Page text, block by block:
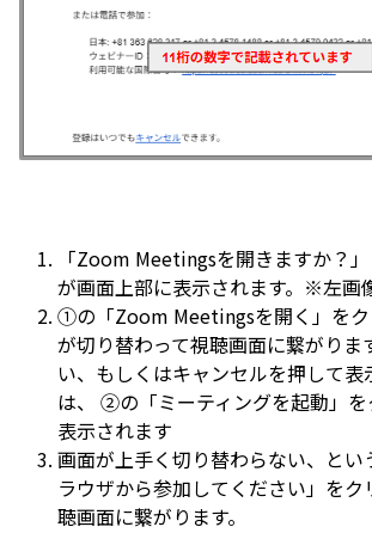
「Zoom Meetingsを開きますか？
が画面上部に表示されます。※左画
①の「Zoom Meetingsを開く」を
が切り替わって視聴画面に繋がり
い、もしくはキャンセルを押して
は、 ②の「ミーティングを起動」
表示されます
画面が上手く切り替わらない、と
ラウザから参加してください」をク
聴画面に繋がります。